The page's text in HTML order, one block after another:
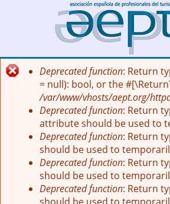
Pasar al contenido principal
Mensaje de error
Deprecated function: Return
= null): bool, or the
/var/www/vhosts/aept.org/
Deprecated function: Return
attribute should be used to
Deprecated function: Return
should be used to
Deprecated function: Return
should be used to
Deprecated function: Return